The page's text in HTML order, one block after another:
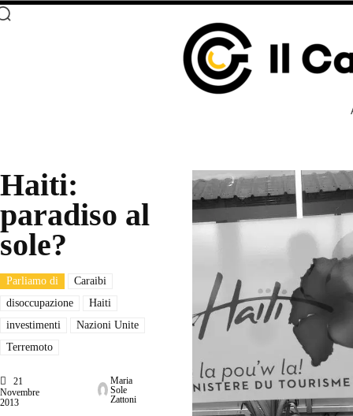
Haiti:
paradiso al
sole?
Parliamo di
Caraibi
disoccupazione
Haiti
investimenti
Nazioni Unite
Terremoto
21
Novembre
2013
Maria
Sole
Zattoni